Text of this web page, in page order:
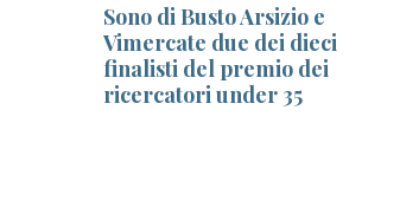
Sono di Busto Arsizio e
Vimercate due dei dieci
finalisti del premio dei
ricercatori under 35